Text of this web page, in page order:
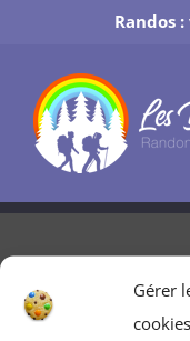
Randos :
Gérer
cookies
contenu
Le moulin